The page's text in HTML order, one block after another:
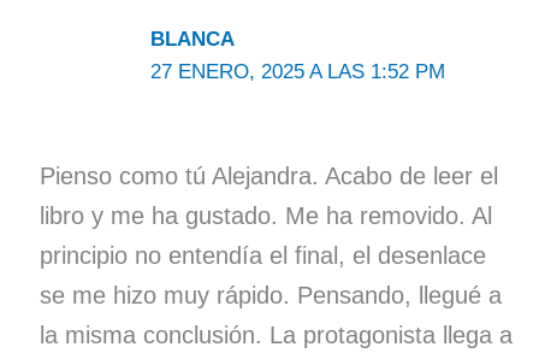
BLANCA
27 ENERO, 2025 A LAS 1:52 PM
Pienso como tú Alejandra. Acabo de leer el
libro y me ha gustado. Me ha removido. Al
principio no entendía el final, el desenlace
se me hizo muy rápido. Pensando, llegué a
la misma conclusión. La protagonista llega a